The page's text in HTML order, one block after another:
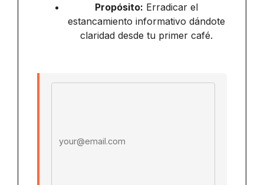
Propósito: Erradicar el
estancamiento informativo dándote
claridad desde tu primer café.